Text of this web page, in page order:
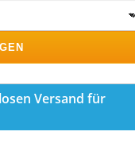
Versand für